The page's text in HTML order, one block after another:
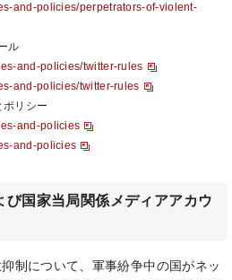
and-policies/perpetrators-of-violent-
ル
and-policies/twitter-rules
and-policies/twitter-rules
リシー
and-policies
and-policies
国家当局関係メディアアカウ
制について、軍事紛争中の国がネッ